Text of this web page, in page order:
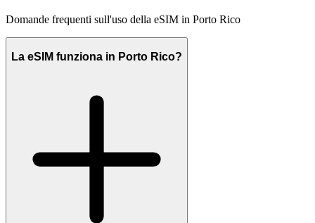
Domande frequenti sull'uso della eSIM in Porto Rico
La eSIM funziona in Porto Rico?